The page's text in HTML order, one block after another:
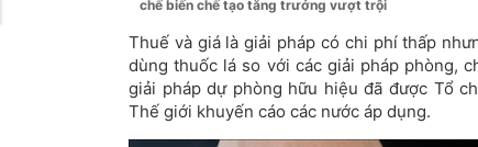
chế biến chế tạo tăng trưởng vượt trội
Thuế và giá là giải pháp có chi phí thấp
dùng thuốc lá so với các giải pháp phòng,
giải pháp dự phòng hữu hiệu đã được Tổ
Thế giới khuyến cáo các nước áp dụng.